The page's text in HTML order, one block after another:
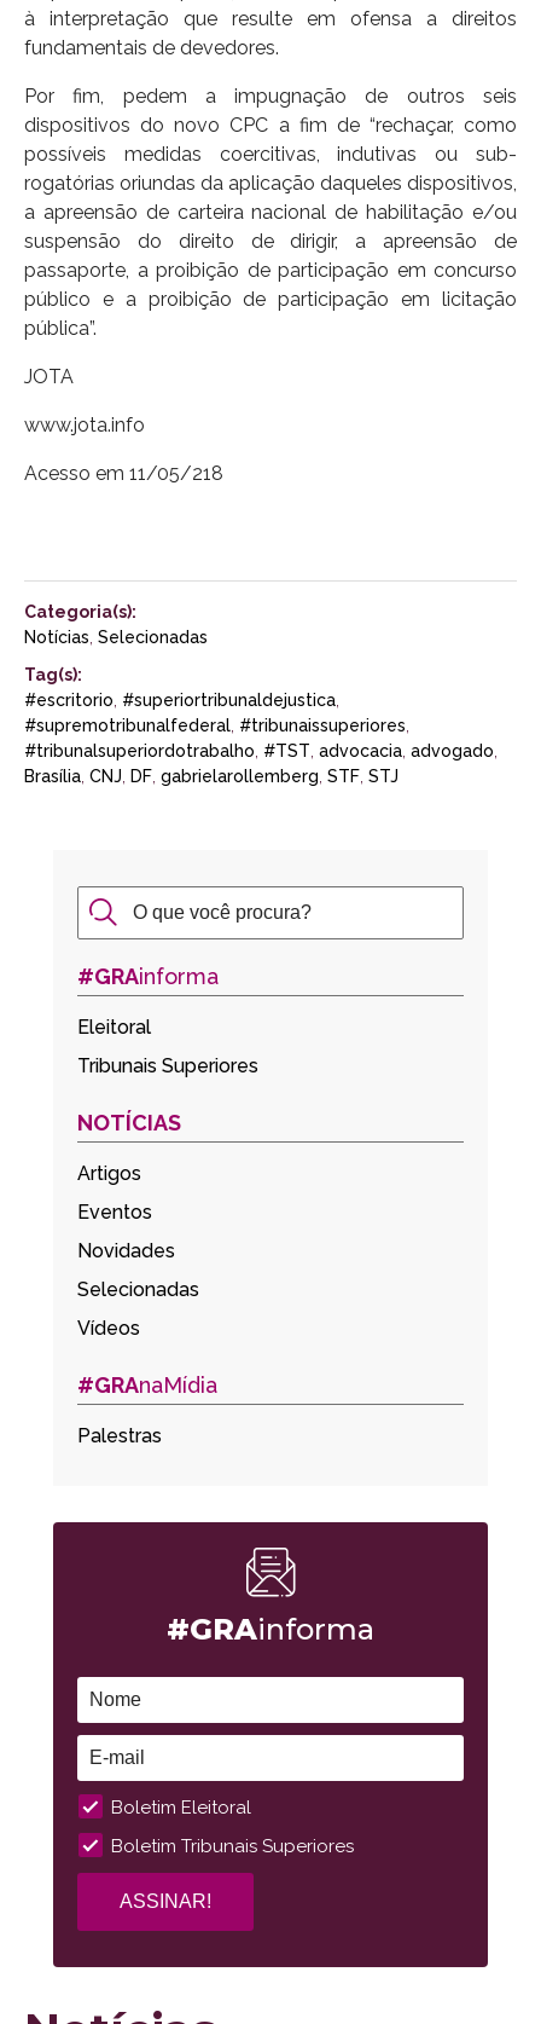
à interpretação que resulte em ofensa a direitos
fundamentais de devedores.
Por fim, pedem a impugnação de outros seis
dispositivos do novo CPC a fim de “rechaçar, como
possíveis medidas coercitivas, indutivas ou sub-
rogatórias oriundas da aplicação daqueles dispositivos,
a apreensão de carteira nacional de habilitação e/ou
suspensão do direito de dirigir, a apreensão de
passaporte, a proibição de participação em concurso
público e a proibição de participação em licitação
pública”.
JOTA
www.jota.info
Acesso em 11/05/218
Categoria(s):
Notícias Selecionadas
Tag(s):
#escritorio #superiortribunaldejustica
#supremotribunalfederal #tribunaissuperiores
#tribunalsuperiordotrabalho #TST advocacia advogado
Brasília CNJ DF gabrielarollemberg STF STJ
#GRAinforma
Eleitoral
Tribunais Superiores
NOTÍCIAS
Artigos
Eventos
Novidades
Selecionadas
Vídeos
#GRAnaMídia
Palestras
#GRAinforma
Boletim Eleitoral
Boletim Tribunais Superiores